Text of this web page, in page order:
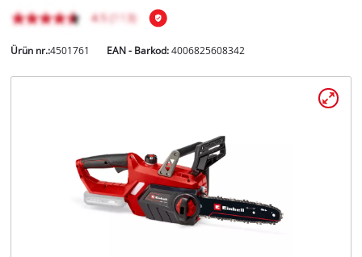
Türkçe
Ürün nr.:4501761 EAN - Barkod:4006825608342